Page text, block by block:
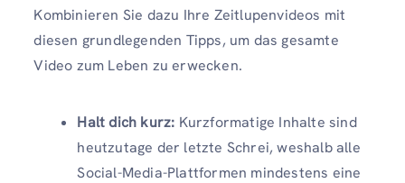
Kombinieren Sie dazu Ihre Zeitlupenvideos mit
diesen grundlegenden Tipps, um das gesamte
Video zum Leben zu erwecken.
Halt dich kurz: Kurzformatige Inhalte sind
heutzutage der letzte Schrei, weshalb alle
Social-Media-Plattformen mindestens eine